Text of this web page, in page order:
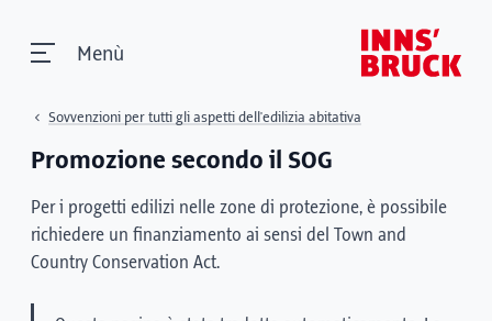
Menù
Sovvenzioni per tutti gli aspetti dell'edilizia abitativa
Promozione secondo il SOG
Per i progetti edilizi nelle zone di protezione, è possibile
richiedere un finanziamento ai sensi del Town and
Country Conservation Act.